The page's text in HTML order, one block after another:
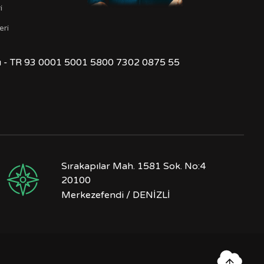
- TR 93 0001 5001 5800 7302 0875 55
Sırakapılar Mah. 1581 Sok. No:4
20100
Merkezefendi / DENİZLİ